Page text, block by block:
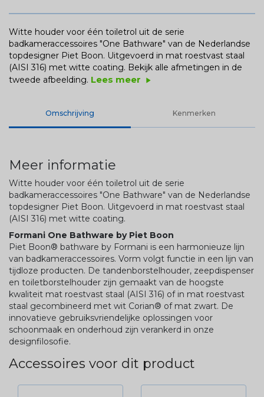
Witte houder voor één toiletrol uit de serie
badkameraccessoires "One Bathware" van de Nederlandse
topdesigner Piet Boon. Uitgevoerd in mat roestvast staal
(AISI 316) met witte coating. Bekijk alle afmetingen in de
tweede afbeelding. Lees meer play_arrow
Omschrijving Kenmerken
Meer informatie
Witte houder voor één toiletrol uit de serie
badkameraccessoires "One Bathware" van de Nederlandse
topdesigner Piet Boon. Uitgevoerd in mat roestvast staal
(AISI 316) met witte coating.
Formani One Bathware by Piet Boon
Piet Boon® bathware by Formani is een harmonieuze lijn
van badkameraccessoires. Vorm volgt functie in een lijn van
tijdloze producten. De tandenborstelhouder, zeepdispenser
en toiletborstelhouder zijn gemaakt van de hoogste
kwaliteit mat roestvast staal (AISI 316) of in mat roestvast
staal gecombineerd met wit Corian® of mat zwart. De
innovatieve gebruiksvriendelijke oplossingen voor
schoonmaak en onderhoud zijn verankerd in onze
designfilosofie.
Accessoires voor dit product